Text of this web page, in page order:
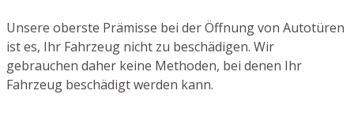
Unsere oberste Prämisse bei der Öffnung von Autotüren
ist es, Ihr Fahrzeug nicht zu beschädigen. Wir
gebrauchen daher keine Methoden, bei denen Ihr
Fahrzeug beschädigt werden kann.